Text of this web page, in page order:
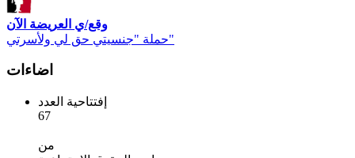
وقع/ي العريضة الآن
حملة "جنسيتي حق لي ولأسرتي"
اضاءات
إفتتاحية العدد
67
من